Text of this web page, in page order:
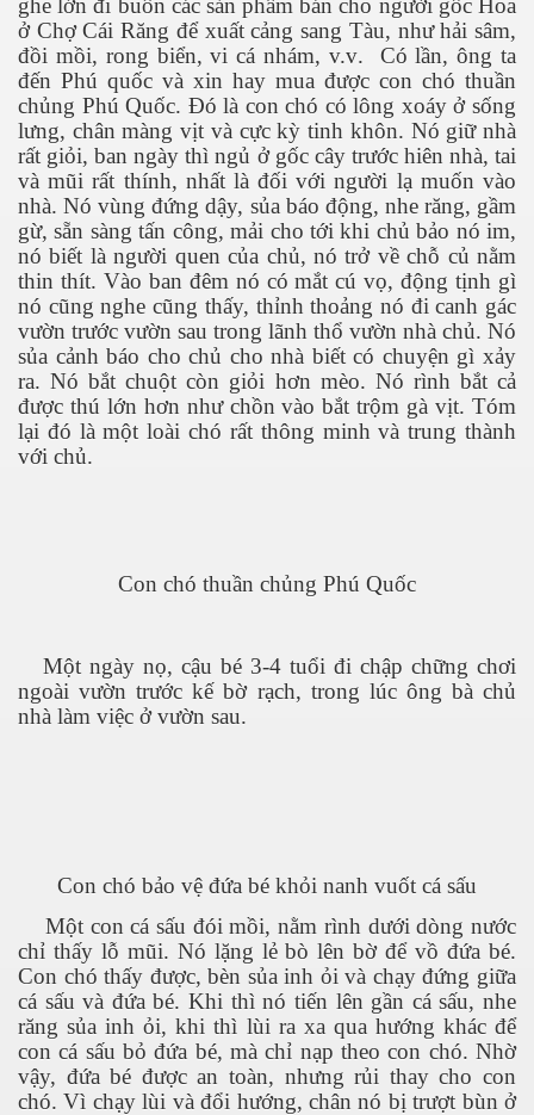
ở Chợ Cái Răng để xuất cảng sang Tàu, như hải sâm,
đồi mồi, rong biển, vi cá nhám, v.v.
Có lần, ông ta
đến Phú quốc và xin hay mua được con chó thuần
chủng Phú Quốc. Đó là con chó có lông xoáy ở sống
lưng, chân màng vịt và cực kỳ tinh khôn. Nó giữ nhà
rất giỏi, ban ngày thì ngủ ở gốc cây trước hiên nhà, tai
và mũi rất thính, nhất là đối với người lạ muốn vào
nhà. Nó vùng đứng dậy, sủa báo động, nhe răng, gầm
gừ, sẵn sàng tấn công,mải cho tới khi chủ bảo nó im,
nó biết là người quen của chủ, nó trở về chỗ củ nằm
thin thít. Vào ban đêm nó có mắt cú vọ, động tịnh gì
nó cũng nghe cũng thấy, thỉnh thoảng nó đi canh gác
vườn trước vườn sau trong lãnh thổ vườn nhà chủ. Nó
sủa cảnh báo chochủ chonhà biếtcó chuyện gì xảy
ra. Nó bắt chuột còn giỏi hơn mèo. Nó rình bắt cả
được thú lớn hơn như chồn vào bắt trộm gà vịt. Tóm
lại đó là một loài chó rất thông minh và trung thành
với chủ.
Con chó thuần chủng Phú Quốc
Một ngày nọ, cậu bé 3-4 tuổi đi chập chững chơi
ngoài vườntrướckế bờ rạch, trong lúc ông bà chủ
nhà làm việc ở vườn sau.
Con chó bảo vệ đứa bé khỏi nanh vuốt cá sấu
Một con cá sấu đói mồi, nằm rình dưới dòng nước
chỉ thấy lỗ mũi. Nó lặng lẻ bò lên bờ để vồ đứa bé.
Con chó thấy được, bèn sủa inh ỏi và chạy đứng giữa
cá sấu và đứa bé. Khi thì nó tiến lên gần cá sấu, nhe
răngsủa inh ỏi, khi thì lùi ra xa qua hướng khác để
con cá sấu bỏ đứa bé, mà chỉ nạp theo con chó. Nhờ
vậy, đứa bé được an toàn, nhưng rủi thay cho con
chó. Vì chạy lùi và đổi hướng, chân nó bị trượt bùn ở
Hạng